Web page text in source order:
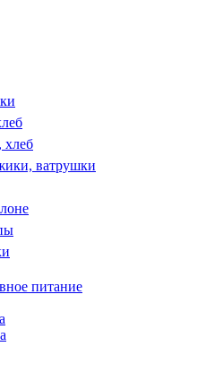
хлеб
ватрушки
питание